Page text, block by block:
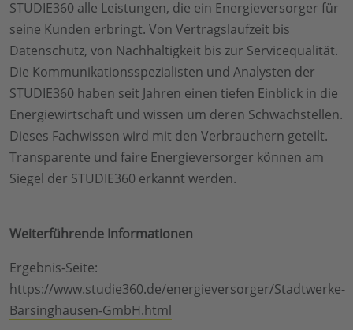
STUDIE360 alle Leistungen, die ein Energieversorger für
seine Kunden erbringt. Von Vertragslaufzeit bis
Datenschutz, von Nachhaltigkeit bis zur Servicequalität.
Die Kommunikationsspezialisten und Analysten der
STUDIE360 haben seit Jahren einen tiefen Einblick in die
Energiewirtschaft und wissen um deren Schwachstellen.
Dieses Fachwissen wird mit den Verbrauchern geteilt.
Transparente und faire Energieversorger können am
Siegel der STUDIE360 erkannt werden.
Weiterführende Informationen
Ergebnis-Seite:
https://www.studie360.de/energieversorger/Stadtwerke-
Barsinghausen-GmbH.html